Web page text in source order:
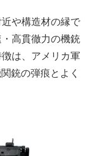
や構造材の縁で
高貫徹力の機銃
は、アメリカ軍
銃の弾痕とよく